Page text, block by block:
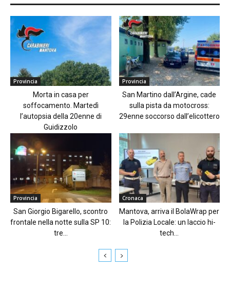
Provincia
Morta in casa per
soffocamento. Martedì
l’autopsia della 20enne di
Guidizzolo
Provincia
San Martino dall’Argine, cade
sulla pista da motocross:
29enne soccorso dall’elicottero
Provincia
San Giorgio Bigarello, scontro
frontale nella notte sulla SP 10:
tre...
Cronaca
Mantova, arriva il BolaWrap per
la Polizia Locale: un laccio hi-
tech...